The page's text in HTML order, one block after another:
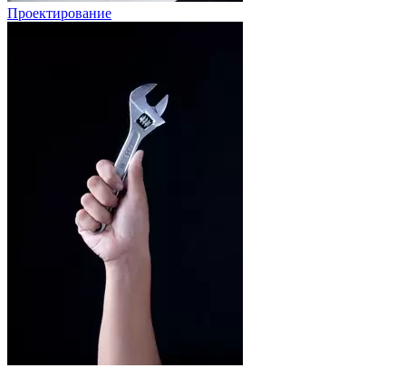
Проектирование